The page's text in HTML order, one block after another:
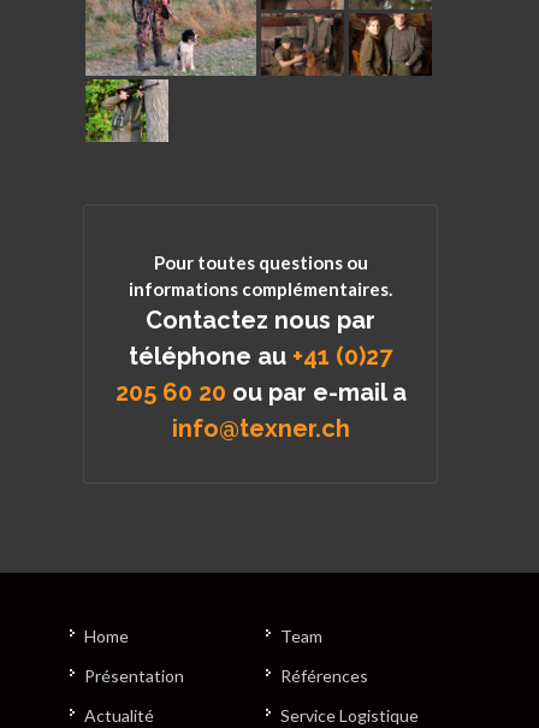
Pour toutes questions ou
informations complémentaires.
Contactez nous par
téléphone au +41 (0)27
205 60 20 ou par e-mail a
info@texner.ch
Home
Présentation
Actualité
Team
Références
Service Logistique